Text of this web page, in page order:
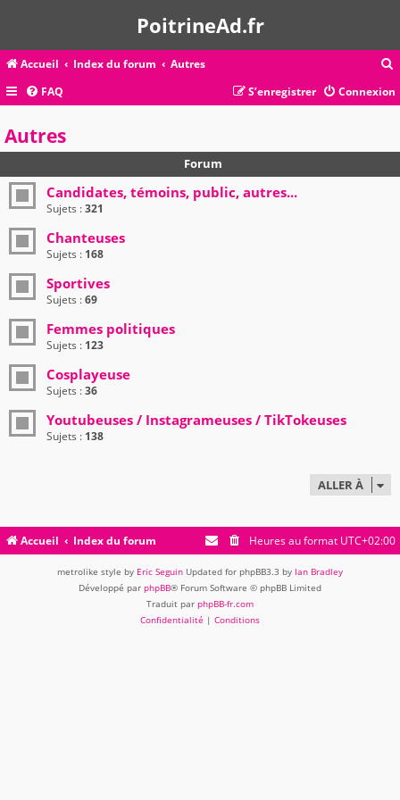
PoitrineAd.fr
Accueil Index du forum Autres
c
e
r
FAQ Connexion
S’enregistrer
Autres
Forum
Candidates, témoins, public, autres...
Sujets :321
Chanteuses
Sujets : 168
Sportives
Sujets :69
Femmes politiques
Sujets : 123
Cosplayeuse
Sujets :36
Youtubeuses / Instagrameuses / TikTokeuses
Sujets : 138
ALLER À
Accueil Index du forum Heures au format UTC+02:00
metrolike style by Eric Seguin Updated for phpBB3.3 by Ian Bradley
Développé par phpBB® Forum Software © phpBB Limited
Traduit par phpBB-fr.com
Confidentialité | Conditions